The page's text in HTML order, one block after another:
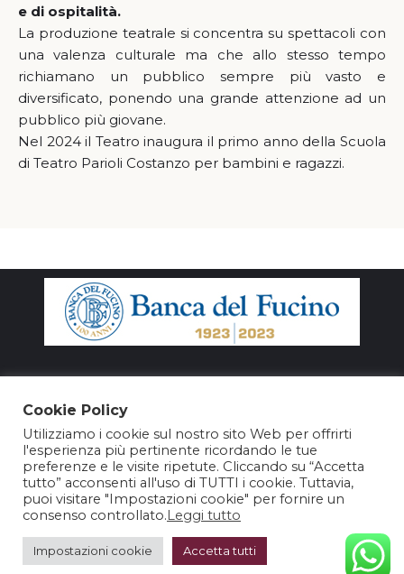
e di ospitalità.
La produzione teatrale si concentra su spettacoli con
una valenza culturale ma che allo stesso tempo
richiamano un pubblico sempre più vasto e
diversificato, ponendo una grande attenzione ad un
pubblico più giovane.
Nel 2024 il Teatro inaugura il primo anno della Scuola
di Teatro Parioli Costanzo per bambini e ragazzi.
Cookie Policy
Utilizziamo i cookie sul nostro sito Web per offrirti
l'esperienza più pertinente ricordando le tue
preferenze e le visite ripetute. Cliccando su “Accetta
tutto” acconsenti all'uso di TUTTI i cookie. Tuttavia,
puoi visitare "Impostazioni cookie" per fornire un
consenso controllato.Leggi tutto
Impostazioni cookie Accetta tutti